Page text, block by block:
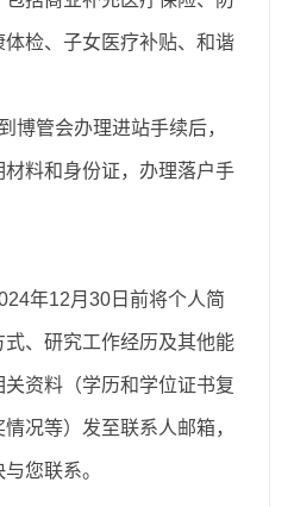
检、子女医疗补贴、和谐
博管会办理进站手续后，
料和身份证，办理落户手
年12月30日前将个人简
、研究工作经历及其他能
资料（学历和学位证书复
况等）发至联系人邮箱，
您联系。